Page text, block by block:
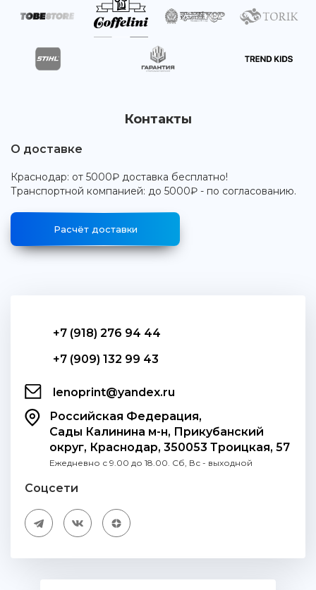
Контакты
О доставке
Краснодар: от 5000₽ доставка бесплатно!
Транспортной компанией: до 5000₽ - по согласованию.
Расчёт доставки
+7 (918) 276 94 44
+7 (909) 132 99 43
lenoprint@yandex.ru
Российская Федерация,
Сады Калинина м-н, Прикубанский
округ, Краснодар, 350053 Троицкая, 57
Ежедневно с 9.00 до 18.00. Сб, Вс - выходной
Соцсети